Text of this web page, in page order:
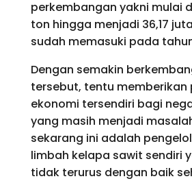
perkembangan yakni mulai
ton hingga menjadi 36,17
sudah memasuki pada
Dengan semakin
tersebut, tentu memberikan
ekonomi tersendiri bagi
yang masih menjadi
sekarang ini adalah
limbah kelapa sawit sendiri
tidak terurus dengan baik